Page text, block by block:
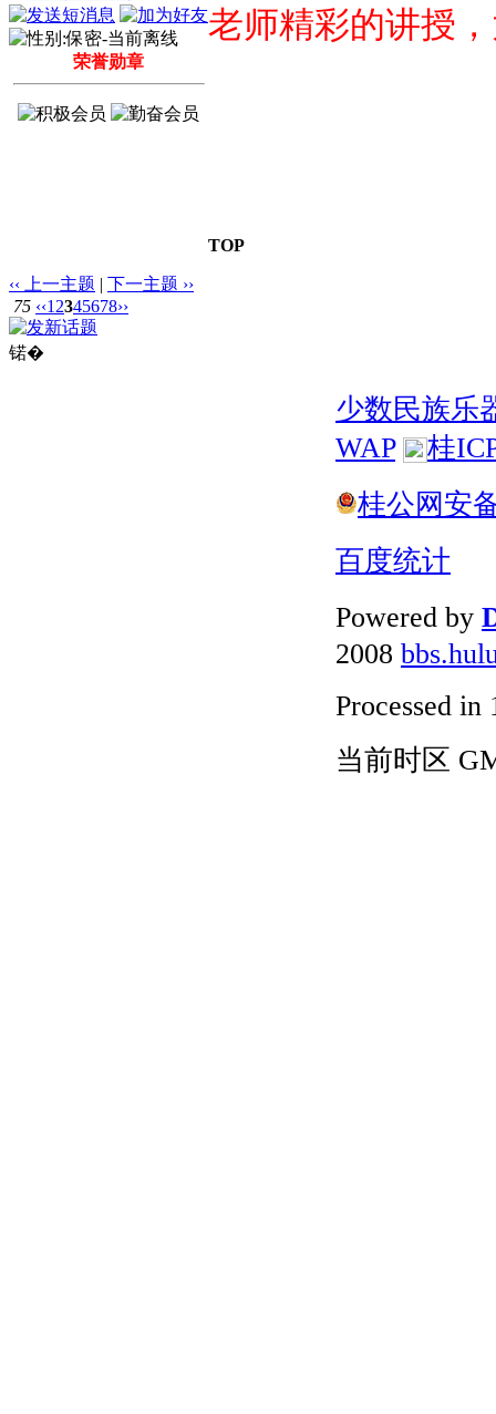
荣誉勋章
老师精彩的讲授
TOP
‹‹ 上一主题 | 下一主题 ››
75 ‹‹1 2345678››
锘�
少数民族乐
WAP
桂
桂公网安
百度统计
Powered by
2008
Processed in
当前时区